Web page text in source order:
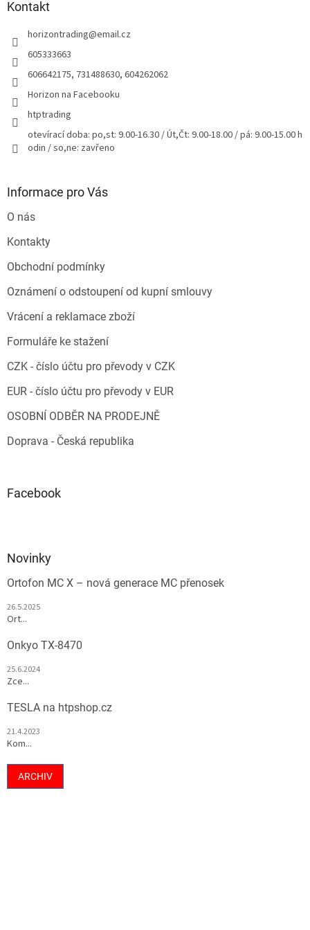
Kontakt
horizontrading@email.cz
605333663
606642175, 731488630, 604262062
Horizon na Facebooku
htptrading
otevírací doba: po,st: 9.00-16.30 / Út,Čt: 9.00-18.00 / pá: 9.00-15.00 h
odin / so,ne: zavřeno
Informace pro Vás
O nás
Kontakty
Obchodní podmínky
Oznámení o odstoupení od kupní smlouvy
Vrácení a reklamace zboží
Formuláře ke stažení
CZK - číslo účtu pro převody v CZK
EUR - číslo účtu pro převody v EUR
OSOBNÍ ODBĚR NA PRODEJNĚ
Doprava - Česká republika
Facebook
Novinky
Ortofon MC X – nová generace MC přenosek
26.5.2025
Ort...
Onkyo TX-8470
25.6.2024
Zce...
TESLA na htpshop.cz
21.4.2023
Kom...
ARCHIV